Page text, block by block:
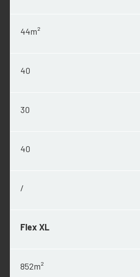
44m²
40
30
40
/
Flex XL
852m²